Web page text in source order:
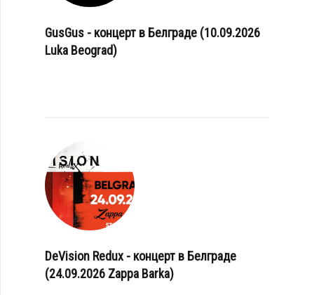
GusGus - концерт в Белграде (10.09.2026
Luka Beograd)
DeVision Redux - концерт в Белграде
(24.09.2026 Zappa Barka)